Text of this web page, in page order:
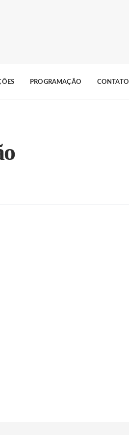
PROGRAMAÇÃO CONTATO